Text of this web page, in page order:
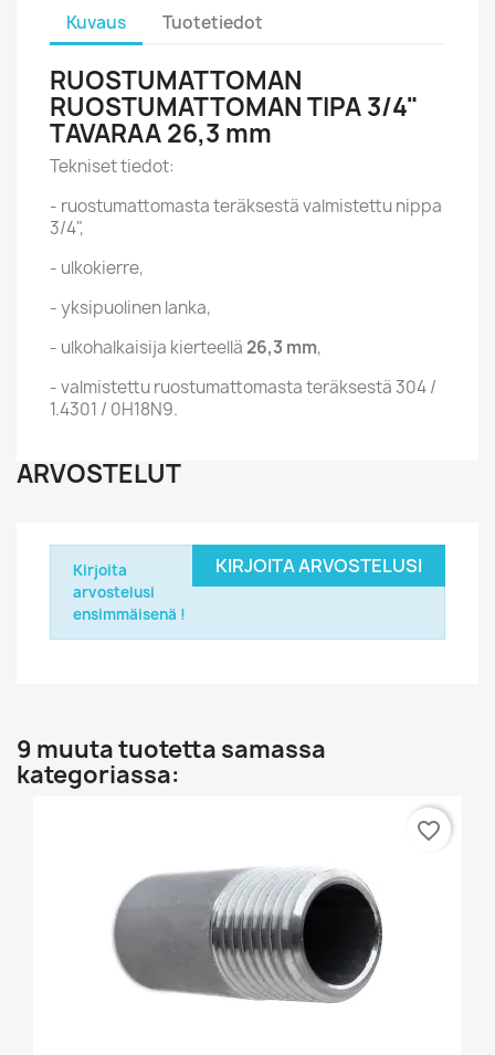
Kuvaus Tuotetiedot
RUOSTUMATTOMAN
RUOSTUMATTOMAN TIPA 3/4"
TAVARAA 26,3 mm
Tekniset tiedot:
- ruostumattomasta teräksestä valmistettu nippa
3/4",
- ulkokierre,
- yksipuolinen lanka,
- ulkohalkaisija kierteellä 26,3 mm,
- valmistettu ruostumattomasta teräksestä 304 /
1.4301 / 0H18N9.
ARVOSTELUT
KIRJOITA ARVOSTELUSI
Kirjoita
arvostelusi
ensimmäisenä !
9 muuta tuotetta samassa
kategoriassa:
favorite_border